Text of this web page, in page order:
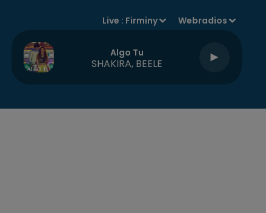
Live : Firminy Webradios
Algo Tu
SHAKIRA, BEELE